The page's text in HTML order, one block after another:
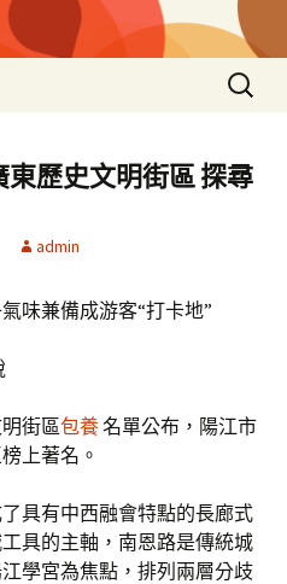
搜
尋
鍵
字:
歷史文明街區 探尋
admin
味兼備成游客“打卡地”
街區包養名單公布，陽江市
上著名。
具有中西融會特點的長廊式
具的主軸，南恩路是傳統城
學宮為焦點，排列兩層分歧